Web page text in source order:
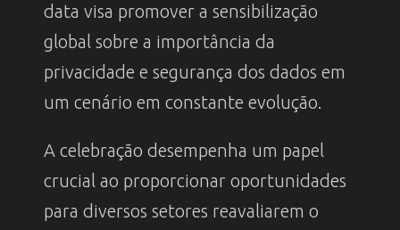
data visa promover a sensibilização
global sobre a importância da
privacidade e segurança dos dados em
um cenário em constante evolução.
A celebração desempenha um papel
crucial ao proporcionar oportunidades
para diversos setores reavaliarem o